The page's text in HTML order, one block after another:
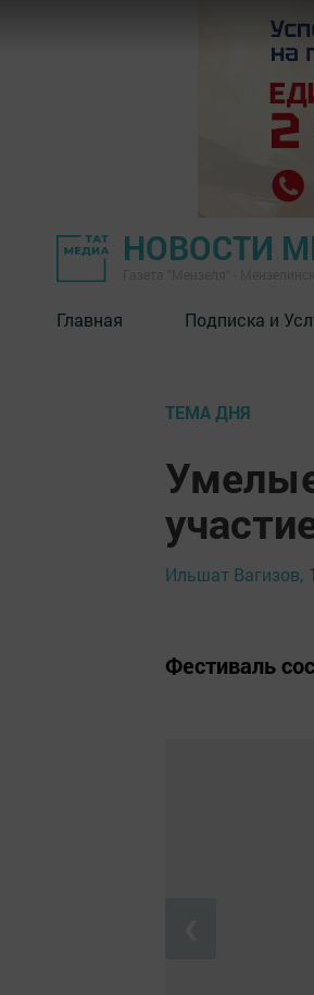
НОВОСТИ
Главная Подписка и
ТЕМА ДНЯ
Ильшат Вагизов,
Фестиваль